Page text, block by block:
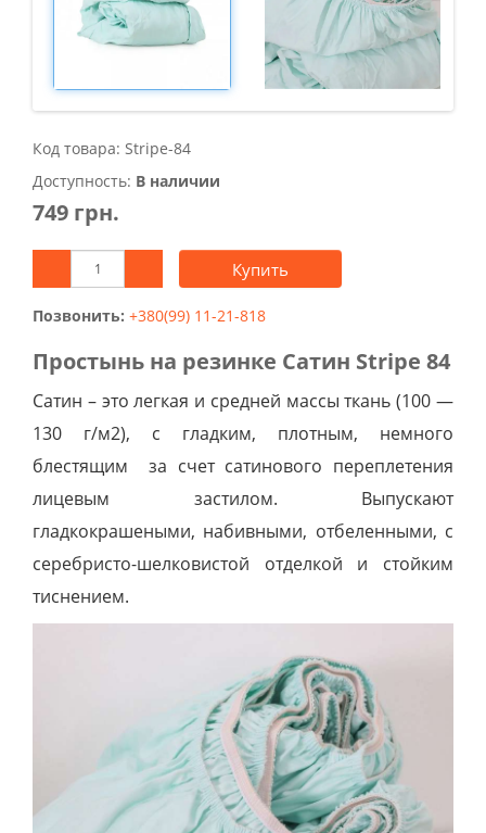
Код товара: Stripe-84
Доступность: В наличии
749 грн.
Купить
Позвонить: +380(99) 11-21-818
Простынь на резинке Сатин Stripe 84
Сатин – это легкая и средней массы ткань (100 —
130 г/м2), с гладким, плотным, немного
блестящим за счет сатинового переплетения
лицевым застилом. Выпускают
гладкокрашеными, набивными, отбеленными, с
серебристо-шелковистой отделкой и стойким
тиснением.